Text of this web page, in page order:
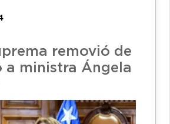
removió de
a ministra Ángela